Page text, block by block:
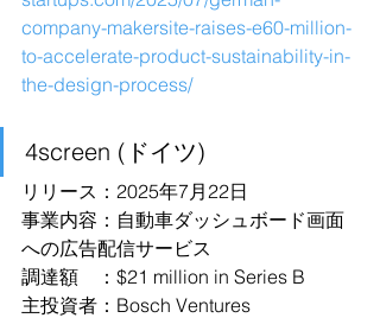
company-makersite-raises-e60-million-
to-accelerate-product-sustainability-in-
the-design-process/
4screen (ドイツ)
リリース：2025年7月22日
事業内容：自動車ダッシュボード画面
への広告配信サービス
調達額　：$21 million in Series B
主投資者：Bosch Ventures